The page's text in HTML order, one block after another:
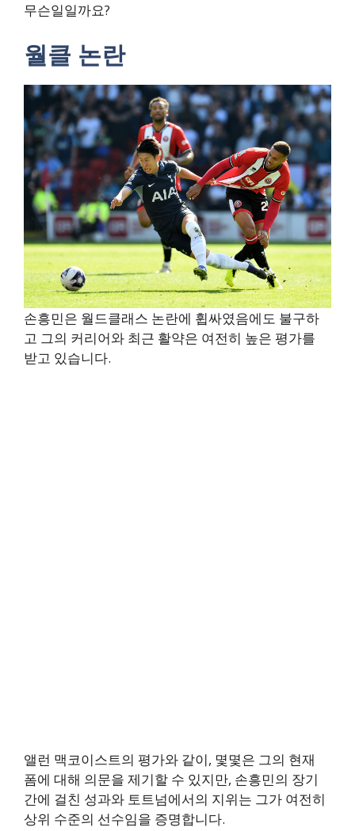
무슨일일까요?
월클 논란
손흥민은 월드클래스 논란에 휩싸였음에도 불구하
고 그의 커리어와 최근 활약은 여전히 높은 평가를
받고 있습니다.
앨런 맥코이스트의 평가와 같이, 몇몇은 그의 현재
폼에 대해 의문을 제기할 수 있지만, 손흥민의 장기
간에 걸친 성과와 토트넘에서의 지위는 그가 여전히
상위 수준의 선수임을 증명합니다.